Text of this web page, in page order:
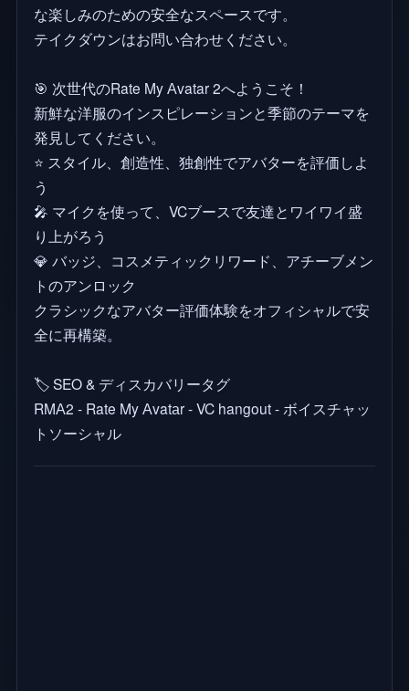
な楽しみのための安全なスペースです。
テイクダウンはお問い合わせください。
🎯 次世代のRate My Аvatar 2へようこそ！
新鮮な洋服のインスピレーションと季節のテーマを
発見してください。
⭐ スタイル、創造性、独創性でアバターを評価しよ
う
🎤 マイクを使って、VCブースで友達とワイワイ盛
り上がろう
💎 バッジ、コスメティックリワード、アチーブメン
トのアンロック
クラシックなアバター評価体験をオフィシャルで安
全に再構築。
🏷️ SEO & ディスカバリータグ
RMА2 - Rate My Аvatаr - VC hangout - ボイスチャッ
トソーシャル